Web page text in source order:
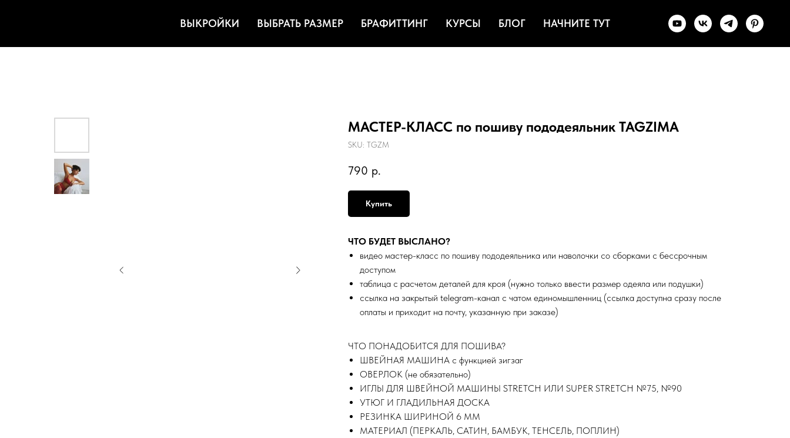
ВЫКРОЙКИ ВЫБРАТЬ РАЗМЕР БРАФИТТИНГ КУРСЫ БЛОГ НАЧНИТЕ ТУТ
МАСТЕР-КЛАСС по пошиву пододеяльник TAGZIMA
SKU: TGZM
790 р.
Купить
ЧТО БУДЕТ ВЫСЛАНО?
видео мастер-класс по пошиву пододеяльника или наволочки со сборками с бессрочным
доступом
таблица с расчетом деталей для кроя (нужно только ввести размер одеяла или подушки)
ссылка на закрытый telegram-канал с чатом единомышленниц (ссылка доступна сразу после
оплаты и приходит на почту, указанную при заказе)
ЧТО ПОНАДОБИТСЯ ДЛЯ ПОШИВА?
ШВЕЙНАЯ МАШИНА с функцией зигзаг
ОВЕРЛОК (не обязательно)
ИГЛЫ ДЛЯ ШВЕЙНОЙ МАШИНЫ STRETCH ИЛИ SUPER STRETCH №75, №90
УТЮГ И ГЛАДИЛЬНАЯ ДОСКА
РЕЗИНКА ШИРИНОЙ 6 ММ
МАТЕРИАЛ (ПЕРКАЛЬ, САТИН, БАМБУК, ТЕНСЕЛЬ, ПОПЛИН)